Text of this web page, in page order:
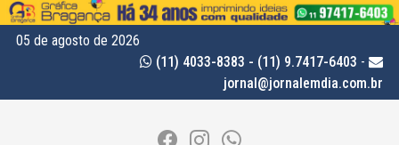
05 de agosto de 2026
(11) 4033-8383 - (11) 9.7417-6403 -
jornal@jornalemdia.com.br